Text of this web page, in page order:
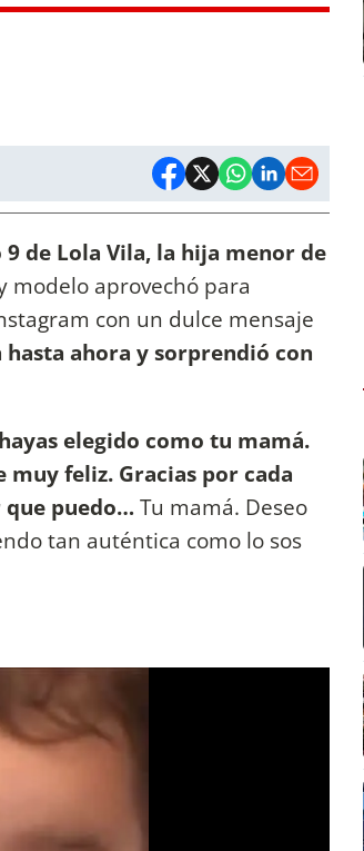
de Lola Vila, la hija menor de
modelo aprovechó para
con un dulce mensaje
ahora y sorprendió con
elegido como tu mamá.
feliz. Gracias por cada
que puedo… Tu mamá. Deseo
tan auténtica como lo sos